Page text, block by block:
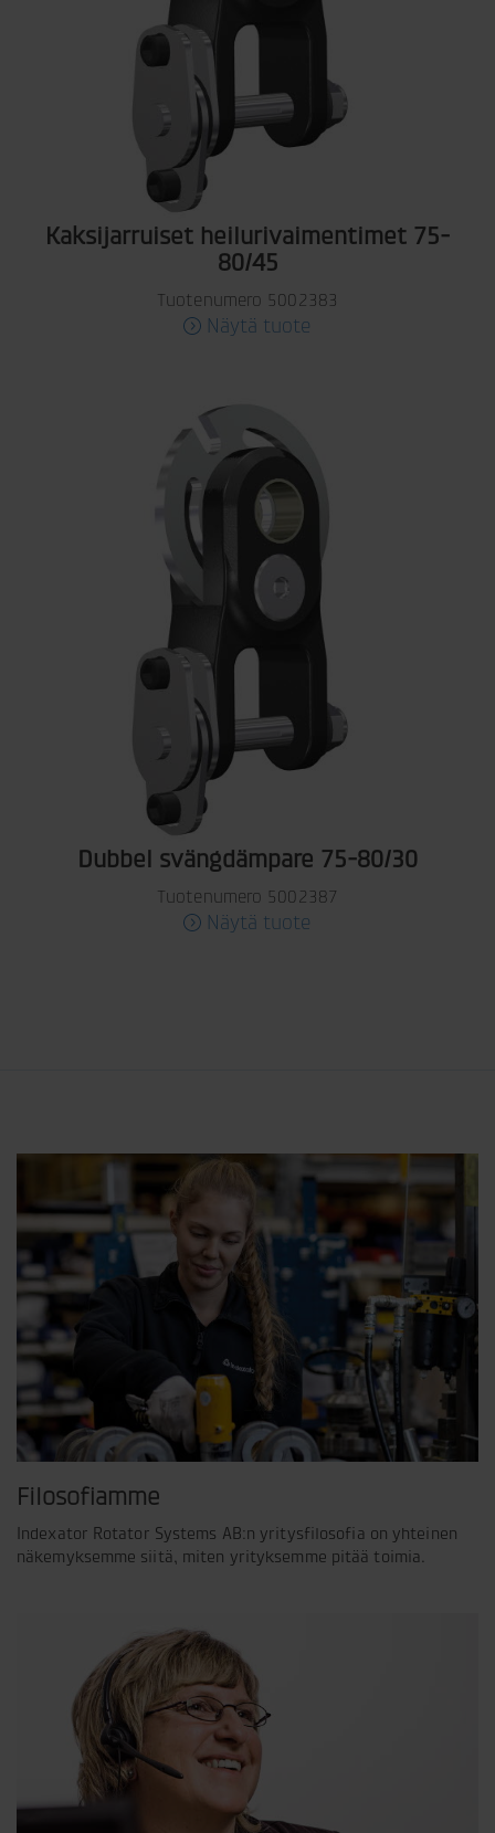
Kaksijarruiset heilurivaimentimet 75-
80/45
Tuotenumero 5002383
Näytä tuote
Dubbel svängdämpare 75-80/30
Tuotenumero 5002387
Näytä tuote
Filosofiamme
Indexator Rotator Systems AB:n yritysfilosofia on yhteinen
näkemyksemme siitä, miten yrityksemme pitää toimia.